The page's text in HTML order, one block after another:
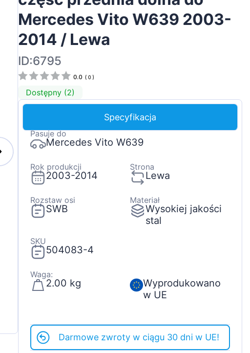
Magyar
Lietuvių
Mercedes Vito W639 2003-
2014 / Lewa
ID:6795
0.0 ( 0 )
Dostępny (2)
Specyfikacja
Pasuje do
Mercedes Vito W639
Rok produkcji
2003-2014
Strona
Lewa
Rozstaw osi
SWB
Materiał
Wysokiej jakości
stal
SKU
504083-4
Waga:
2.00 kg
Wyprodukowano
w UE
Darmowe zwroty w ciągu 30 dni w UE!